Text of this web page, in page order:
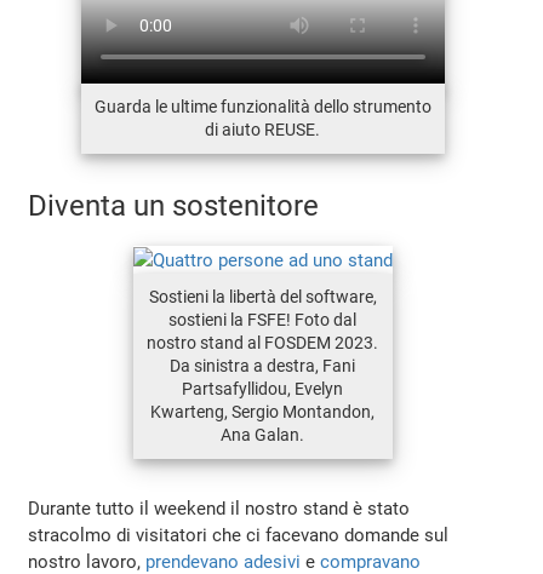
Guarda le ultime funzionalità dello strumento
di aiuto REUSE.
Diventa un sostenitore
Sostieni la libertà del software,
sostieni la FSFE! Foto dal
nostro stand al FOSDEM 2023.
Da sinistra a destra, Fani
Partsafyllidou, Evelyn
Kwarteng, Sergio Montandon,
Ana Galan.
Durante tutto il weekend il nostro stand è stato
stracolmo di visitatori che ci facevano domande sul
nostro lavoro, prendevano adesivi ecompravano